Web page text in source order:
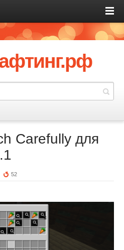
Carefully для
52